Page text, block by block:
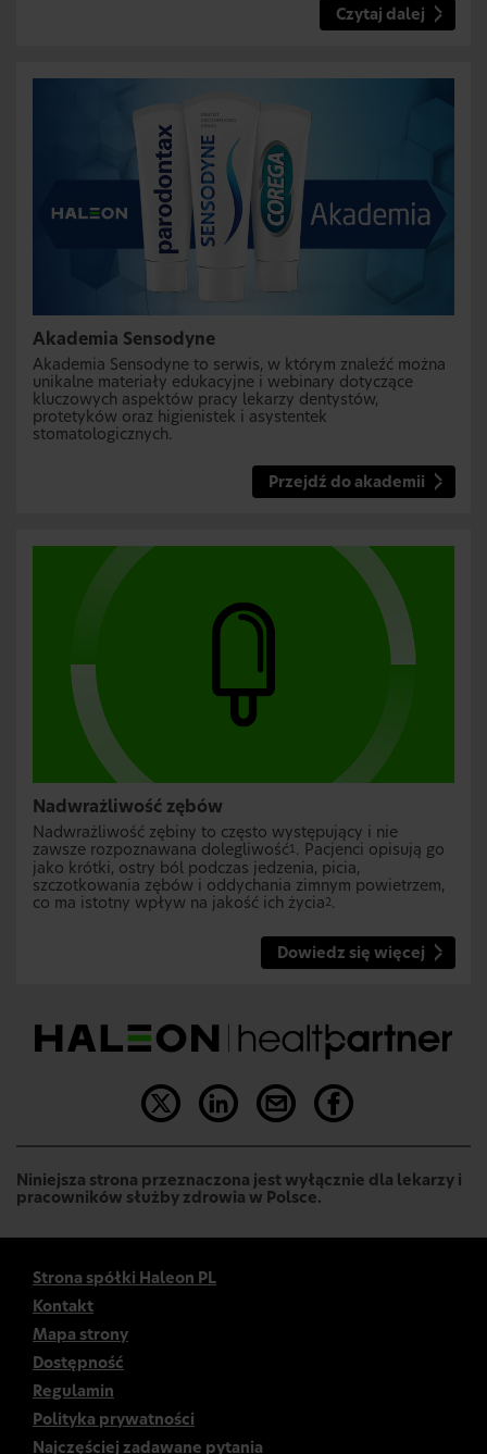
Czytaj dalej
Akademia Sensodyne
Akademia Sensodyne to serwis, w którym znaleźć można
unikalne materiały edukacyjne i webinary dotyczące
kluczowych aspektów pracy lekarzy dentystów,
protetyków oraz higienistek i asystentek
stomatologicznych.
Przejdź do akademii
Nadwrażliwość zębów
Nadwrażliwość zębiny to często występujący i nie
zawsze rozpoznawana dolegliwość 1 . Pacjenci opisują go
jako krótki, ostry ból podczas jedzenia, picia,
szczotkowania zębów i oddychania zimnym powietrzem,
co ma istotny wpływ na jakość ich życia 2 .
Dowiedz się więcej
Niniejsza strona przeznaczona jest wyłącznie dla lekarzy i
pracowników służby zdrowia w Polsce.
Strona spółki Haleon PL
Kontakt
Mapa strony
Dostępność
Regulamin
Polityka prywatności
Najczęściej zadawane pytania